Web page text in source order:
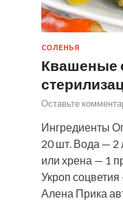
СОЛЕНЬЯ
Квашеные
Оставьте
Ингредиенты
20 шт. Вода — 2
или хрена — 1
Укроп
Алена Прика